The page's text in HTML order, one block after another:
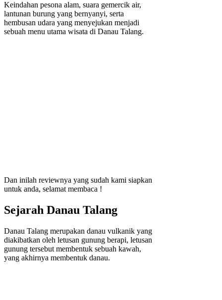
Keindahan pesona alam, suara gemercik air,
lantunan burung yang bernyanyi, serta
hembusan udara yang menyejukan menjadi
sebuah menu utama wisata di Danau Talang.
Dan inilah reviewnya yang sudah kami siapkan
untuk anda, selamat membaca !
Sejarah Danau Talang
Danau Talang merupakan danau vulkanik yang
diakibatkan oleh letusan gunung berapi, letusan
gunung tersebut membentuk sebuah kawah,
yang akhirnya membentuk danau.